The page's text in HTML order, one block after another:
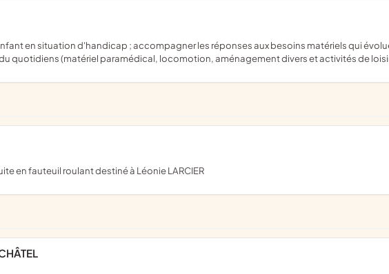
quotidiens (matériel paramédical, locomotion, aménagement divers et activités de
en fauteuil roulant destiné à Léonie LARCIER